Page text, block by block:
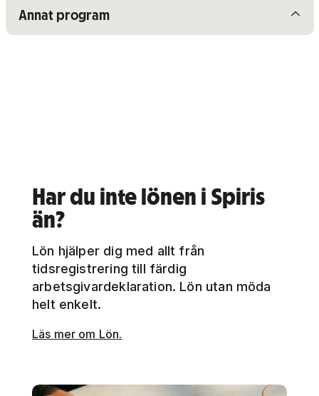
Visa/dölj innehåll för
Annat program
Har du inte lönen i Spiris
än?
Lön hjälper dig med allt från
tidsregistrering till färdig
arbetsgivardeklaration. Lön utan möda
helt enkelt.
Läs mer om Lön.